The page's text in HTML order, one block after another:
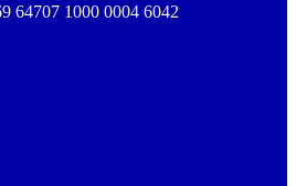
64707 1000 0004 6042